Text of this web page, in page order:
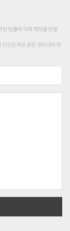
법률에 의해 제재를 받을
신공격성 글은 관리자의 판